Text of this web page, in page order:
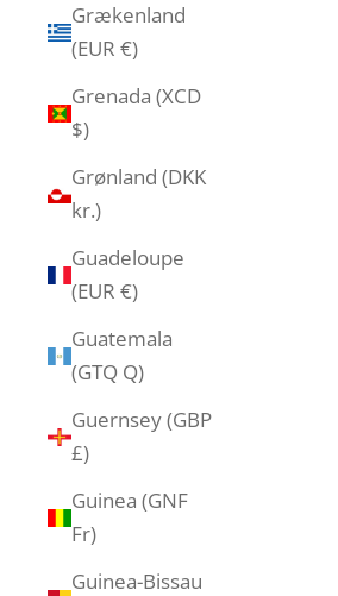
Grækenland
(EUR €)
Grenada (XCD
$)
Grønland (DKK
kr.)
Guadeloupe
(EUR €)
Guatemala
(GTQ Q)
Guernsey (GBP
£)
Guinea (GNF
Fr)
Guinea-Bissau